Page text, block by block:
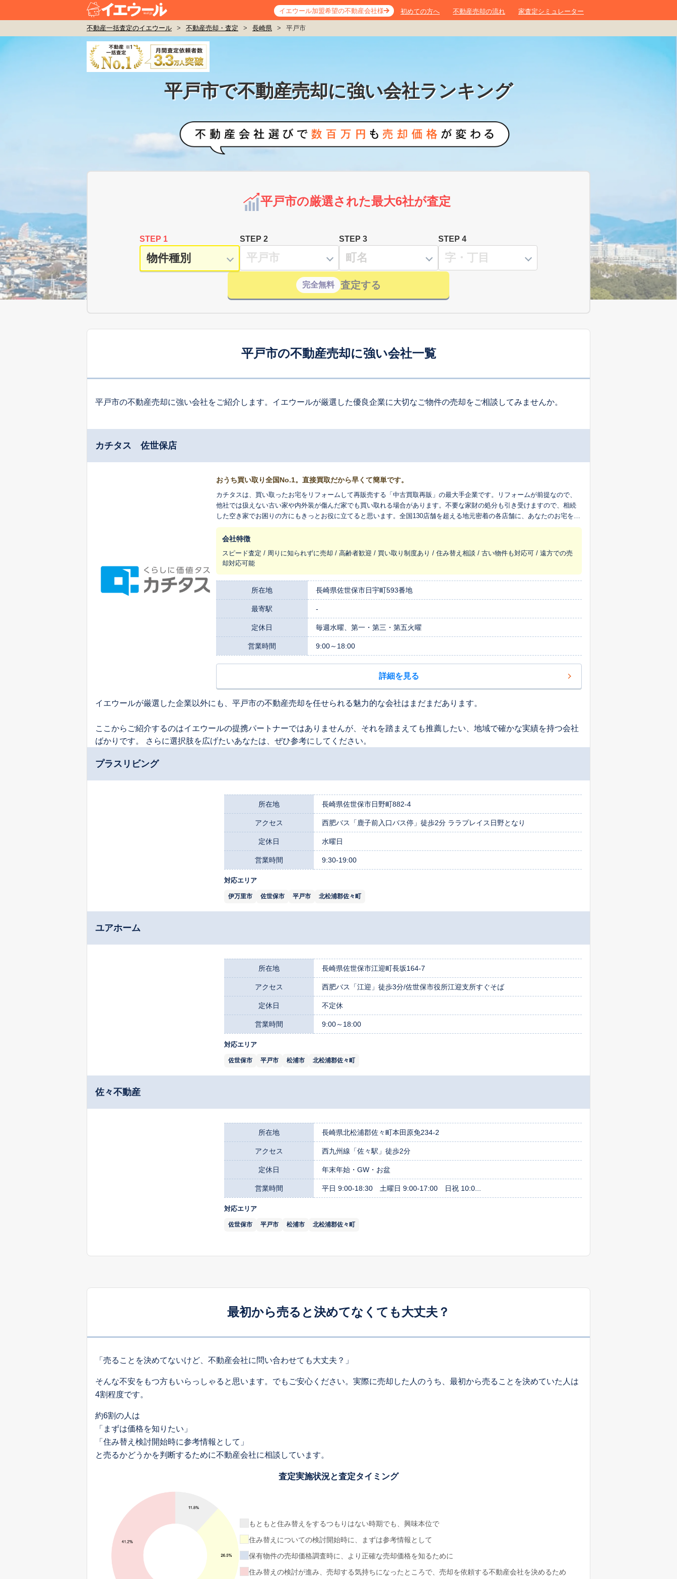
イエウール加盟希望の不動産会社様 初めての方へ 不動産売却の流れ 家査定シミュレーター
不動産一括査定のイエウール > 不動産売却・査定 > 長崎県 > 平戸市
平戸市で不動産売却に強い会社ランキング
平戸市の厳選された最大6社が査定
STEP 1 STEP 2 STEP 3 STEP 4
完全無料 査定する
平戸市の不動産売却に強い会社一覧
平戸市の不動産売却に強い会社をご紹介します。イエウールが厳選した優良企業に大切なご物件の売却をご相談してみませんか。
カチタス 佐世保店
おうち買い取り全国No.1。直接買取だから早くて簡単です。
カチタスは、買い取ったお宅をリフォームして再販売する「中古買取再販」の最大手企業です。リフォームが前提なので、
他社では扱えない古い家や内外装が傷んだ家でも買い取れる場合があります。不要な家財の処分も引き受けますので、相続
した空き家でお困りの方にもきっとお役に立てると思います。全国130店舗を超える地元密着の各店舗に、あなたのお宅を生
まれ変わらせ、長く住みつなぐお手伝いをさせてください。
会社特徴
スピード査定 / 周りに知られずに売却 / 高齢者歓迎 / 買い取り制度あり / 住み替え相談 / 古い物件も対応可 / 遠方での売
却対応可能
所在地 長崎県佐世保市日宇町593番地
最寄駅 -
定休日 毎週水曜、第一・第三・第五火曜
営業時間 9:00～18:00
詳細を見る
イエウールが厳選した企業以外にも、平戸市の不動産売却を任せられる魅力的な会社はまだまだあります。
ここからご紹介するのはイエウールの提携パートナーではありませんが、それを踏まえても推薦したい、地域で確かな実績を持つ会社
ばかりです。 さらに選択肢を広げたいあなたは、ぜひ参考にしてください。
プラスリビング
所在地 長崎県佐世保市日野町882-4
アクセス 西肥バス「鹿子前入口バス停」徒歩2分 ララプレイス日野となり
定休日 水曜日
営業時間 9:30-19:00
対応エリア
伊万里市 佐世保市 平戸市 北松浦郡佐々町
ユアホーム
所在地 長崎県佐世保市江迎町長坂164-7
アクセス 西肥バス「江迎」徒歩3分/佐世保市役所江迎支所すぐそば
定休日 不定休
営業時間 9:00～18:00
対応エリア
佐世保市 平戸市 松浦市 北松浦郡佐々町
佐々不動産
所在地 長崎県北松浦郡佐々町本田原免234-2
アクセス 西九州線「佐々駅」徒歩2分
定休日 年末年始・GW・お盆
営業時間 平日 9:00-18:30 土曜日 9:00-17:00 日祝 10:0...
対応エリア
佐世保市 平戸市 松浦市 北松浦郡佐々町
最初から売ると決めてなくても大丈夫？
「売ることを決めてないけど、不動産会社に問い合わせても大丈夫？」
そんな不安をもつ方もいらっしゃると思います。でもご安心ください。実際に売却した人のうち、最初から売ることを決めていた人は
4割程度です。
約6割の人は
「まずは価格を知りたい」
「住み替え検討開始時に参考情報として」
と売るかどうかを判断するために不動産会社に相談しています。
査定実施状況と査定タイミング
もともと住み替えをするつもりはない時期でも、興味本位で
住み替えについての検討開始時に、まずは参考情報として
保有物件の売却価格調査時に、より正確な売却価格を知るために
住み替えの検討が進み、売却する気持ちになったところで、売却を依頼する不動産会社を決めるため